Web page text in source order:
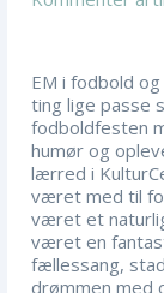
EM i fodbold
ting lige passe
fodboldfesten
humør og
lærred i
været med til
været et
været en
fællessang,
drømmen med